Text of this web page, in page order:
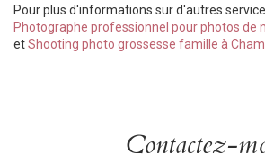
Pour plus d'informations sur d'autres
Photographe professionnel pour photos de
etShooting photo grossesse famille à
Contactez-